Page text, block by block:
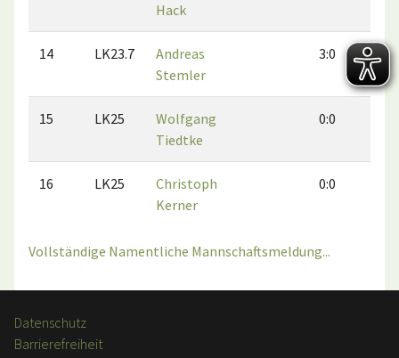
Hack
14 LK23.7
Andreas
Stemler
3:0 3:0
15 LK25
Wolfgang
Tiedtke
0:0
16 LK25
Christoph
Kerner
0:0
Vollständige Namentliche Mannschaftsmeldung...
Datenschutz
Barrierefreiheit